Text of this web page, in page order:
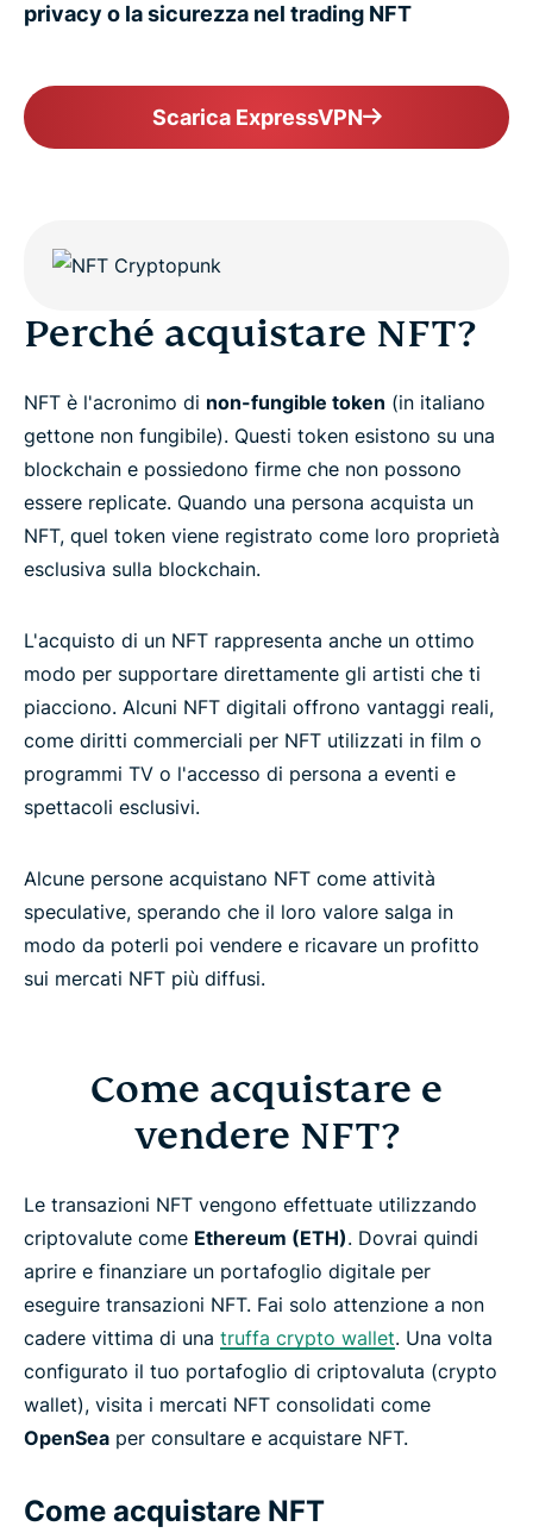
privacy o la sicurezza nel trading NFT
Scarica ExpressVPN
Perché acquistare NFT?
NFT è l'acronimo di non-fungible token (in italiano
gettone non fungibile). Questi token esistono su una
blockchain e possiedono firme che non possono
essere replicate. Quando una persona acquista un
NFT, quel token viene registrato come loro proprietà
esclusiva sulla blockchain.
L'acquisto di un NFT rappresenta anche un ottimo
modo per supportare direttamente gli artisti che ti
piacciono. Alcuni NFT digitali offrono vantaggi reali,
come diritti commerciali per NFT utilizzati in film o
programmi TV o l'accesso di persona a eventi e
spettacoli esclusivi.
Alcune persone acquistano NFT come attività
speculative, sperando che il loro valore salga in
modo da poterli poi vendere e ricavare un profitto
sui mercati NFT più diffusi.
Come acquistare e
vendere NFT?
Le transazioni NFT vengono effettuate utilizzando
criptovalute come Ethereum (ETH). Dovrai quindi
aprire e finanziare un portafoglio digitale per
eseguire transazioni NFT. Fai solo attenzione a non
cadere vittima di una truffa crypto wallet. Una volta
configurato il tuo portafoglio di criptovaluta (crypto
wallet), visita i mercati NFT consolidati come
OpenSea per consultare e acquistare NFT.
Come acquistare NFT